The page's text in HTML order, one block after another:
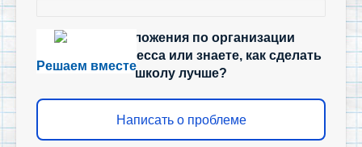
Решаем вместе
Есть предложения по организации
учебного процесса или знаете, как сделать
школу лучше?
Написать о проблеме